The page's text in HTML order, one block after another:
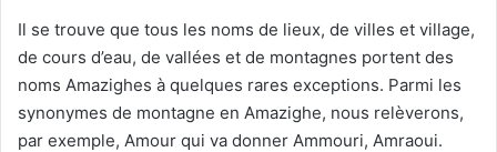
Il se trouve que tous les noms de lieux, de villes et village,
de cours d’eau, de vallées et de montagnes portent des
noms Amazighes à quelques rares exceptions. Parmi les
synonymes de montagne en Amazighe, nous relèverons,
par exemple, Amour qui va donner Ammouri, Amraoui.